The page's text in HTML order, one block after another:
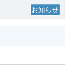
お知らせ